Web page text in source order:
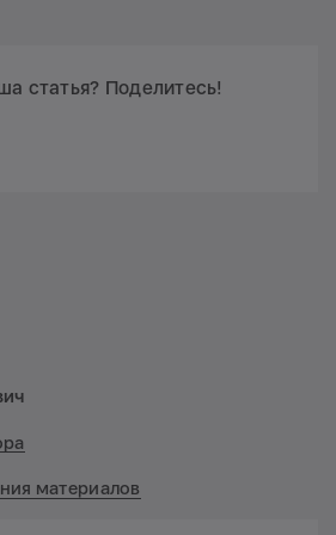
статья? Поделитесь!
материалов